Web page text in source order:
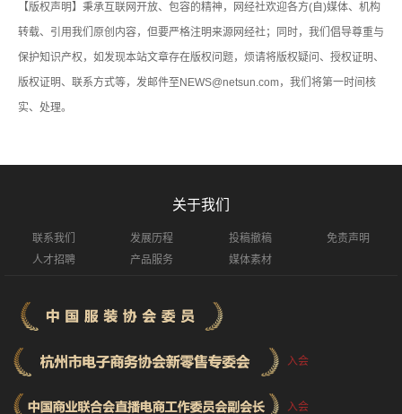
【版权声明】秉承互联网开放、包容的精神，网经社欢迎各方(自)媒体、机构
转载、引用我们原创内容，但要严格注明来源网经社；同时，我们倡导尊重与
保护知识产权，如发现本站文章存在版权问题，烦请将版权疑问、授权证明、
版权证明、联系方式等，发邮件至NEWS@netsun.com，我们将第一时间核
实、处理。
关于我们
联系我们 发展历程 投稿撤稿
免责声明
人才招聘
产品服务 媒体素材
入会
入会